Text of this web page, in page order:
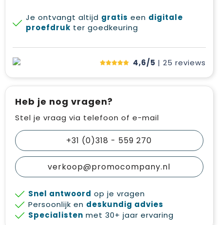
Je ontvangt altijd gratis een digitale
proefdruk ter goedkeuring
4,6/5 | 25 reviews
Heb je nog vragen?
Stel je vraag via telefoon of e-mail
+31 (0)318 - 559 270
verkoop@promocompany.nl
Snel antwoord op je vragen
Persoonlijk en deskundig advies
Specialisten met 30+ jaar ervaring